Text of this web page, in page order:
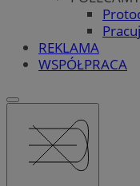
REKLAMA
WSPÓŁPRACA